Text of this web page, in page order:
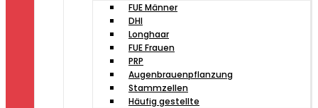
FUE Männer
DHI
Longhaar
FUE Frauen
PRP
Augenbrauenpflanzung
Stammzellen
Häufig gestellte